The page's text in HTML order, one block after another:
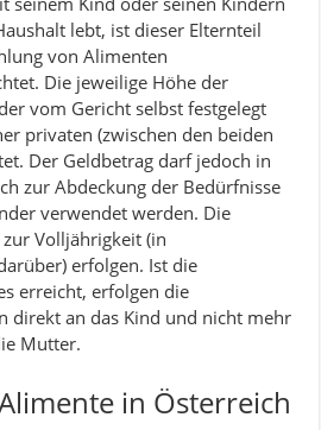
lebt, ist dieser Elternteil
von Alimenten
Die jeweilige Höhe der
vom Gericht selbst festgelegt
privaten (zwischen den beiden
Der Geldbetrag darf jedoch in
zur Abdeckung der Bedürfnisse
verwendet werden. Die
Volljährigkeit (in
erfolgen. Ist die
erreicht, erfolgen die
direkt an das Kind und nicht mehr
Mutter.
in Österreich